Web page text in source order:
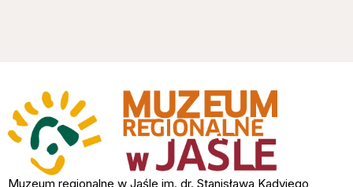
Muzeum regionalne w Jaśle im. dr. Stanisława Kadyiego